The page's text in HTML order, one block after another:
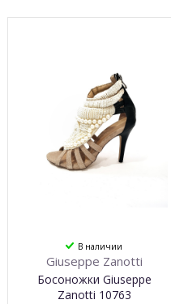
В наличии
Giuseppe Zanotti
Босоножки Giuseppe
Zanotti 10763